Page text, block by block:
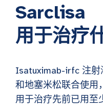
Sarclisa
用于治疗
Isatuximab-irfc 注射
和地塞米松联合使用，
用于治疗先前已用至